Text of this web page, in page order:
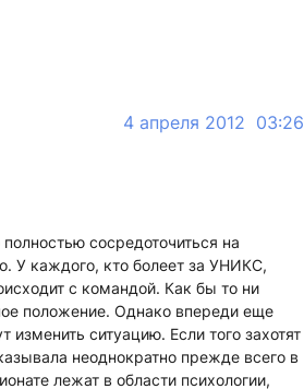
4 апреля 2012 03:26
сосредоточиться на
У каждого, кто болеет за УНИКС,
с командой. Как бы то ни
положение. Однако впереди еще
изменить ситуацию. Если того захотят
неоднократно прежде всего в
лежат в области психологии,